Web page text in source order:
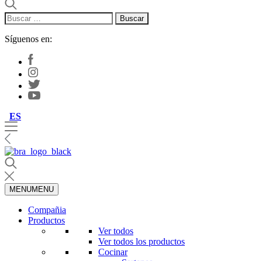
Buscar:
Síguenos en:
ES
MENUMENU
Compañia
Productos
Ver todos
Ver todos los productos
Cocinar